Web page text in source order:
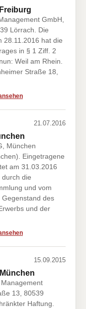
GmbH,
Lörrach. Die
28.11.2016 hat die
in § 1 Ziff. 2
Weil am Rhein.
Straße 18,
21.07.2016
München
Eingetragene
am 31.03.2016
die
und vom
des
und der
15.09.2015
13, 80539
Haftung.